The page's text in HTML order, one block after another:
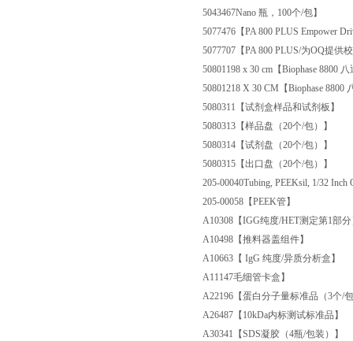
5043467Nano 瓶，100个/包】
5077476 【PA 800 PLUS Empower
5077707 【PA 800 PLUS/为OQ提供
50801198 x 30 cm【Biophase 8800
50801218 X 30 CM【Biophase 8800
5080311 【试剂盒样品和试剂板】
5080313 【样品盘（20个/包）】
5080314 【试剂盘（20个/包）】
5080315 【出口盘（20个/包）】
205-00040Tubing, PEEKsil, 1/32
205-00058 【PEEK管】
A10308 【IGG纯度/HET测定第1部
A10498 【推料器盖组件】
A10663 【 IgG 纯度/异质分析盒】
A11147毛细管卡盒】
A22196 【蛋白分子量标准品（3个/
A26487 【10kDa内标测试标准品】
A30341 【SDS凝胶（4瓶/包装）】